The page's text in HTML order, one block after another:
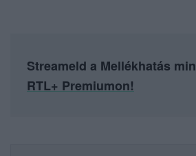
Streameld a Mellékhatás
RTL+ Premiumon!